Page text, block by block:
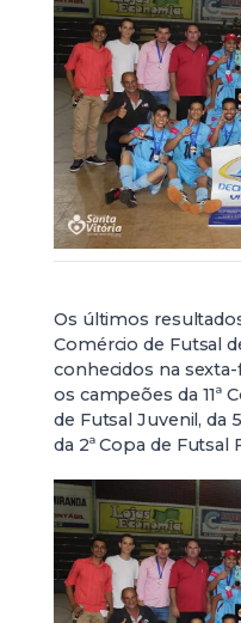
Os últimos
Comércio de Futsal
conhecidos na sexta-
os campeões da 11ª
de Futsal Juvenil, da
da 2ª Copa de Futsal